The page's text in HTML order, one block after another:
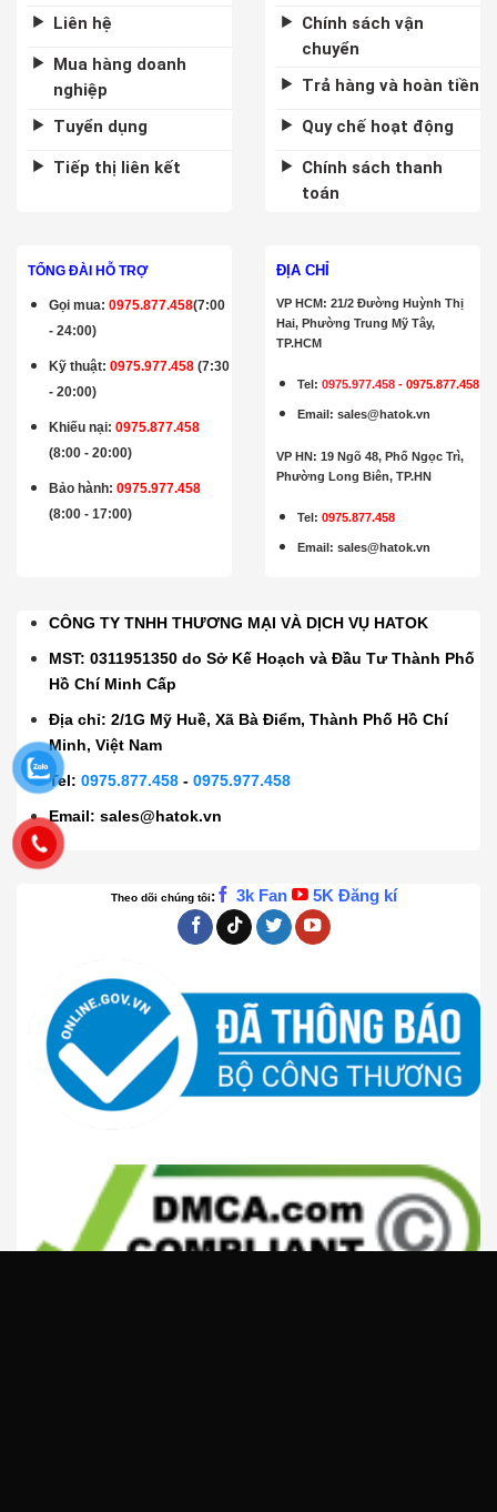
Liên hệ
Mua hàng doanh
nghiệp
Tuyển dụng
Tiếp thị liên kết
Chính sách vận
chuyển
Trả hàng và hoàn tiền
Quy chế hoạt động
Chính sách thanh
toán
TỔNG ĐÀI HỖ TRỢ
Gọi mua:0975.877.458(7:00
- 24:00)
Kỹ thuật:0975.977.458 (7:30
- 20:00)
Khiếu nại: 0975.877.458
(8:00 - 20:00)
Bảo hành:0975.977.458
(8:00 - 17:00)
ĐỊA CHỈ
VP HCM: 21/2 Đường Huỳnh Thị
Hai, Phường Trung Mỹ Tây,
TP.HCM
Tel:0975.977.458 -0975.877.458
Email:sales@hatok.vn
VP HN: 19 Ngõ 48, Phố Ngọc Trì,
Phường Long Biên, TP.HN
Tel: 0975.877.458
Email:sales@hatok.vn
CÔNG TY TNHH THƯƠNG MẠI VÀ DỊCH VỤ HATOK
MST: 0311951350 do Sở Kế Hoạch và Đầu Tư Thành Phố
Hồ Chí Minh Cấp
Địa chỉ: 2/1G Mỹ Huề, Xã Bà Điểm, Thành Phố Hồ Chí
Minh, Việt Nam
Tel:0975.877.458 -0975.977.458
Email:sales@hatok.vn
Theo dõi chúng tôi: 3k Fan 5K Đăng kí